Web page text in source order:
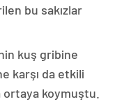
bu sakızlar
kuş gribine
karşı da etkili
ortaya koymuştu.